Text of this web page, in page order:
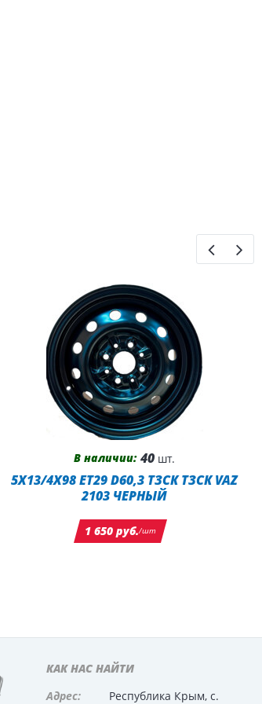
В наличии: 40 шт.
5X13/4X98 ET29 D60,3 ТЗСК ТЗСК VAZ
2103 ЧЕРНЫЙ
1 650 руб./шт
КАК НАС НАЙТИ
Адрес:
Республика Крым, с.